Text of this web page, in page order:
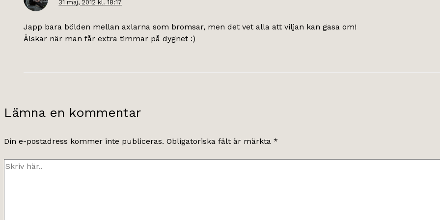
31 maj, 2012 kl. 18:17
Japp bara bölden mellan axlarna som bromsar, men det vet alla att viljan kan gasa om!
Älskar när man får extra timmar på dygnet :)
Lämna en kommentar
Din e-postadress kommer inte publiceras. Obligatoriska fält är märkta *
Skriv